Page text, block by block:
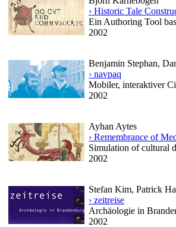
› Historic Tale
Ein Authoring Tool
2002
Benjamin Stephan,
› navpaq
Mobiler, interaktiver
2002
Ayhan Aytes
› Remembrance of
Simulation of cultural
2002
Stefan Kim, Patrick
› zeitreise
Archäologie in
2002